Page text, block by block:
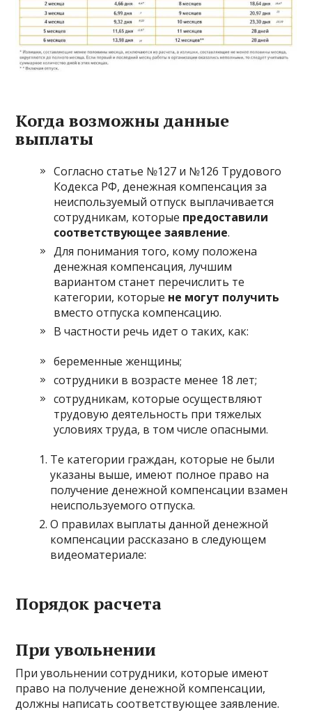
Когда возможны данные
выплаты
Согласно статье №127 и №126 Трудового
Кодекса РФ, денежная компенсация за
неиспользуемый отпуск выплачивается
сотрудникам, которые предоставили
соответствующее заявление.
Для понимания того, кому положена
денежная компенсация, лучшим
вариантом станет перечислить те
категории, которые не могут получить
вместо отпуска компенсацию.
В частности речь идет о таких, как:
беременные женщины;
сотрудники в возрасте менее 18 лет;
сотрудникам, которые осуществляют
трудовую деятельность при тяжелых
условиях труда, в том числе опасными.
Те категории граждан, которые не были
указаны выше, имеют полное право на
получение денежной компенсации взамен
неиспользуемого отпуска.
О правилах выплаты данной денежной
компенсации рассказано в следующем
видеоматериале:
Порядок расчета
При увольнении
При увольнении сотрудники, которые имеют
право на получение денежной компенсации,
должны написать соответствующее заявление.